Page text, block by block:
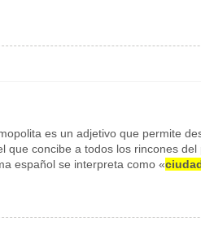
es un adjetivo que permite
que concibe a todos los rincones
español se interpreta como «